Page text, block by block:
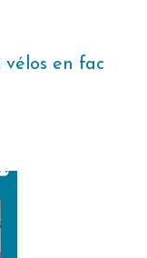
vélos en fac